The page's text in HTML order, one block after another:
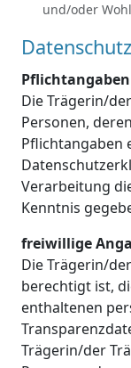
und/oder
Datenschutz
Pflichtangaben
Die Trägerin/
Personen,
Pflichtangaben enthalten sind, die
Verarbeitung
Kenntnis
freiwillige
Die Trägerin/
berechtigt ist,
enthaltenen personenbezogenen Daten in die
Trägerin/der